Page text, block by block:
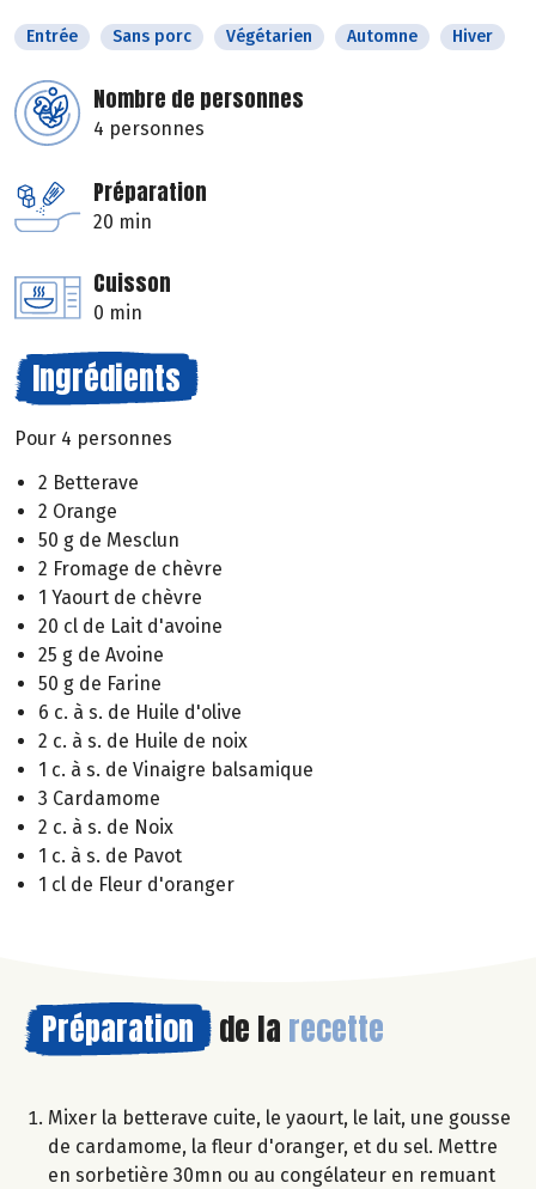
Entrée Sans porc Végétarien Automne Hiver
Nombre de personnes
4 personnes
Préparation
20 min
Cuisson
0 min
Ingrédients
Pour 4 personnes
2 Betterave
2 Orange
50 g de Mesclun
2 Fromage de chèvre
1 Yaourt de chèvre
20 cl de Lait d'avoine
25 g de Avoine
50 g de Farine
6 c. à s. de Huile d'olive
2 c. à s. de Huile de noix
1 c. à s. de Vinaigre balsamique
3 Cardamome
2 c. à s. de Noix
1 c. à s. de Pavot
1 cl de Fleur d'oranger
Préparation de la recette
Mixer la betterave cuite, le yaourt, le lait, une gousse
de cardamome, la fleur d'oranger, et du sel. Mettre
en sorbetière 30mn ou au congélateur en remuant